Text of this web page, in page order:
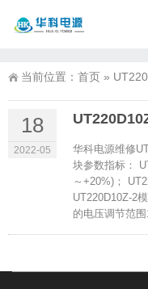
当前位置： 首页 »
18
2022-05
华科电源维修
块参数指标：
～+20%)；
UT220D10Z-2
的电压调节范